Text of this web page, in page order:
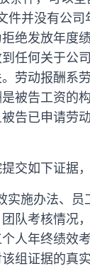
并没有公司
绝发放年度
任何关于公
劳动报酬系
被告工资的
告已申请劳
交如下证据
实施办法、
队考核情况
人年终绩效
组证据的真实